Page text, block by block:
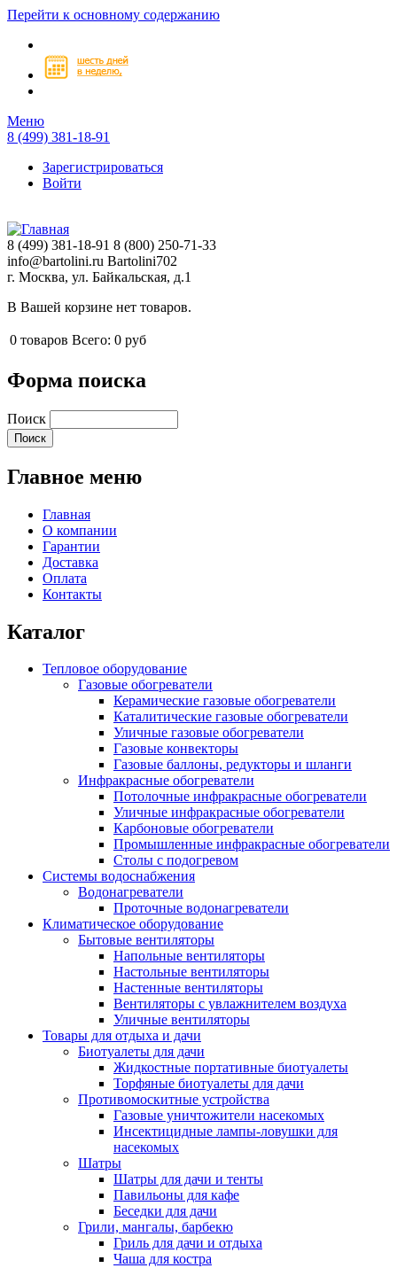
Перейти к основному содержанию
Меню
8 (499) 381-18-91
Зарегистрироваться
Войти
8 (499) 381-18-91 8 (800) 250-71-33
info@bartolini.ru Bartolini702
г. Москва, ул. Байкальская, д.1
В Вашей корзине нет товаров.
0 товаров Всего: 0 руб
Форма поиска
Поиск
Главное меню
Главная
О компании
Гарантии
Доставка
Оплата
Контакты
Каталог
Тепловое оборудование
Газовые обогреватели
Керамические газовые обогреватели
Каталитические газовые обогреватели
Уличные газовые обогреватели
Газовые конвекторы
Газовые баллоны, редукторы и шланги
Инфракрасные обогреватели
Потолочные инфракрасные обогреватели
Уличные инфракрасные обогреватели
Карбоновые обогреватели
Промышленные инфракрасные обогреватели
Столы с подогревом
Системы водоснабжения
Водонагреватели
Проточные водонагреватели
Климатическое оборудование
Бытовые вентиляторы
Напольные вентиляторы
Настольные вентиляторы
Настенные вентиляторы
Вентиляторы с увлажнителем воздуха
Уличные вентиляторы
Товары для отдыха и дачи
Биотуалеты для дачи
Жидкостные портативные биотуалеты
Торфяные биотуалеты для дачи
Противомоскитные устройства
Газовые уничтожители насекомых
Инсектицидные лампы-ловушки для
насекомых
Шатры
Шатры для дачи и тенты
Павильоны для кафе
Беседки для дачи
Грили, мангалы, барбекю
Гриль для дачи и отдыха
Чаша для костра